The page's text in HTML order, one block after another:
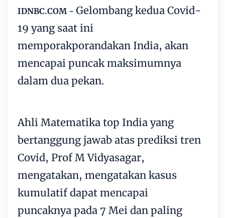
IDNBC.COM - Gelombang kedua Covid-
19 yang saat ini
memporakporandakan India, akan
mencapai puncak maksimumnya
dalam dua pekan.
Ahli Matematika top India yang
bertanggung jawab atas prediksi tren
Covid, Prof M Vidyasagar,
mengatakan, mengatakan kasus
kumulatif dapat mencapai
puncaknya pada 7 Mei dan paling